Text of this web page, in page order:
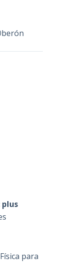
para